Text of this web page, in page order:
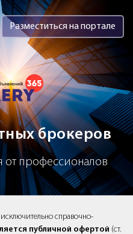
кредитных
Разместиться на портале
брокеров
профессионалов
справочно-
публичной офертой (ст.